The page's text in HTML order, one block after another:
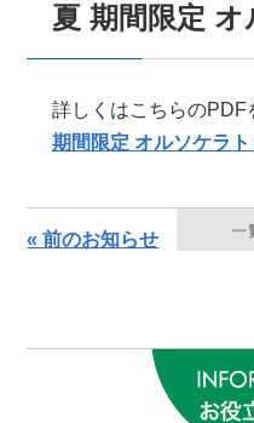
夏 期間限定
詳しくはこちらのPDF
期間限定 オルソケラ
« 前のお知らせ